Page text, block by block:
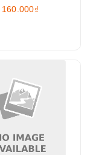
160.000₫